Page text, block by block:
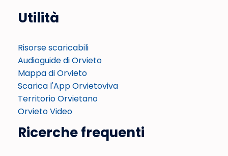
Utilità
Risorse scaricabili
Audioguide di Orvieto
Mappa di Orvieto
Scarica l'App Orvietoviva
Territorio Orvietano
Orvieto Video
Ricerche frequenti